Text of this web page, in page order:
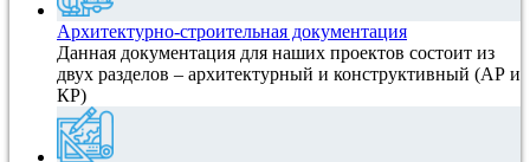
Архитектурно-строительная документация
Данная документация для наших проектов состоит из
двух разделов – архитектурный и конструктивный (АР и
КР)